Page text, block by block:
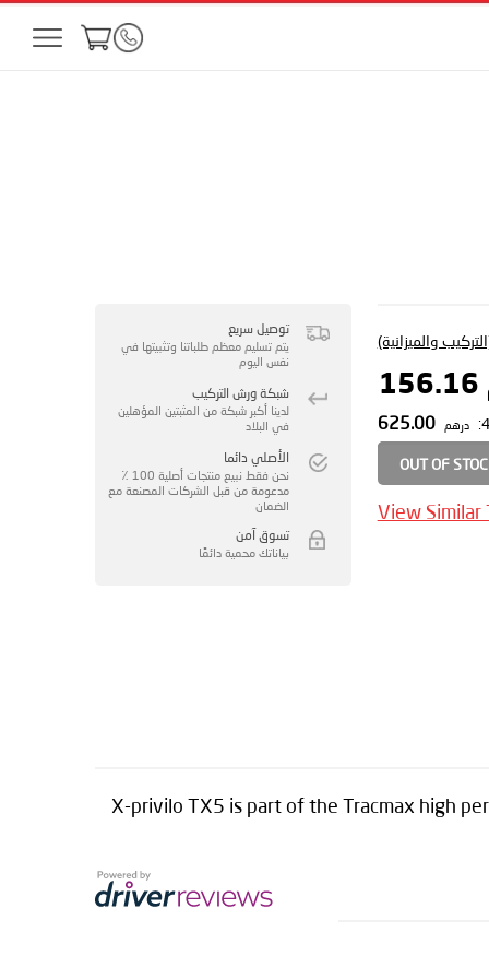
والميزانية)
درهم 625.00
OUT OF
View Similar
توصيل سريع
يتم تسليم معظم طلباتنا وتثبيتها في
نفس اليوم
شبكة ورش التركيب
لدينا أكبر شبكة من المثبتين المؤهلين
في البلاد
الأصلي دائما
نحن فقط نبيع منتجات أصلية 100 ٪
مدعومة من قبل الشركات المصنعة مع
الضمان
تسوق آمن
بياناتك محمية دائمًا
X-privilo TX5 is part of the Tracmax high